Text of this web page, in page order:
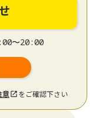
〜20:00
意 をご確認下さい